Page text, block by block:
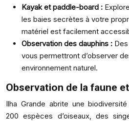
Kayak et paddle-board :
les baies secrètes à votre
matériel est facilement
Observation des dauphins :
vous permettront d’observer
environnement naturel.
Observation de la faune
Ilha Grande abrite une
200 espèces d’oiseaux, des